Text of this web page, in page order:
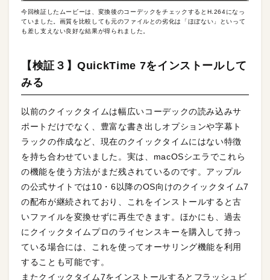
今回検証したムービーは、変換後のコーデックをチェックするとH.264になっ
ていました。画質を比較しても元のファイルとの劣化は「ほぼない」といって
も差し支えない良好な結果が得られました。
【検証３】QuickTime 7をインストールして
みる
以前のクイックタイムは幅広いコーデックの読み込みサ
ポートだけでなく、豊富な書き出しオプションや字幕ト
ラックの作成など、現在のクイックタイムにはない特徴
を持ち合わせていました。実は、macOSシエラでこれら
の機能を使う方法がまだ残されているのです。アップル
の公式サイトでは10・6以降のOS向けのクイックタイム7
の配布が継続されており、これをインストールすると古
いファイルを変換せずに再生できます。ほかにも、過去
にクイックタイムプロのライセンスキーを購入して持っ
ている場合には、これを使ってオーサリング機能を利用
することも可能です。
またクイックタイム7をインストールするとフラッシュビ